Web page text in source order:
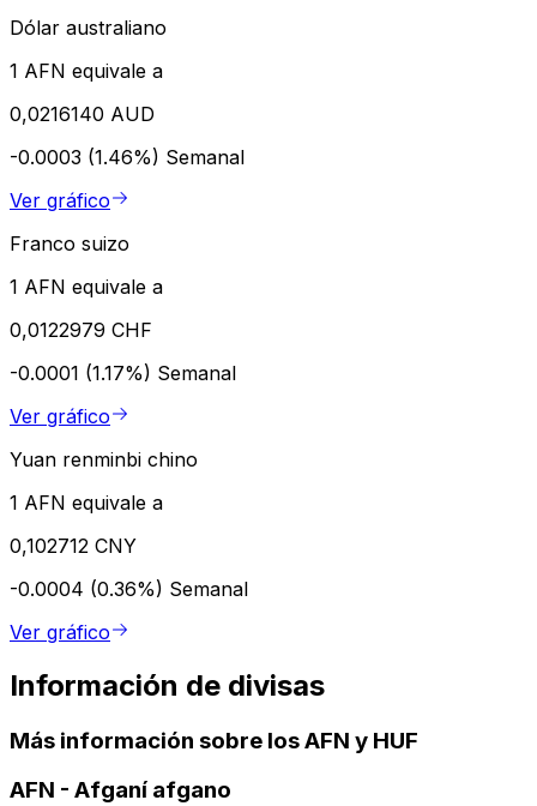
Dólar australiano
1 AFN equivale a
0,0216140 AUD
-0.0003 (1.46%) Semanal
Ver gráfico
Franco suizo
1 AFN equivale a
0,0122979 CHF
-0.0001 (1.17%) Semanal
Ver gráfico
Yuan renminbi chino
1 AFN equivale a
0,102712 CNY
-0.0004 (0.36%) Semanal
Ver gráfico
Información de divisas
Más información sobre los AFN y HUF
AFN - Afganí afgano